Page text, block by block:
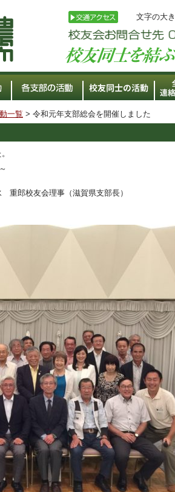
文字の大
一覧 > 令和元年支部総会を開催しました
校友会理事（滋賀県支部長）